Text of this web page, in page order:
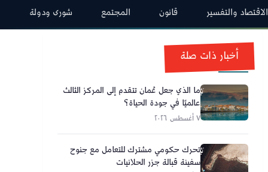
الاقتصاد والتفسير قانون المجتمع شورى ودولة
أخبار ذات صلة
ما الذي جعل عُمان تتقدم إلى المركز الثالث
عالميًا في جودة الحياة؟
٧ أغسطس ٢٠٢٦
تحرك حكومي مشترك للتعامل مع جنوح
سفينة قبالة جزر الحلانيات